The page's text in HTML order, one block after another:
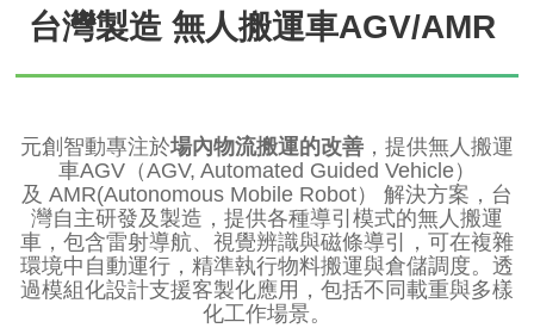
台灣製造 無人搬運車AGV/AMR
元創智動專注於場內物流搬運的改善 ，提供無人搬運
車AGV（AGV, Automated Guided Vehicle）
及 AMR(Autonomous Mobile Robot） 解決方案，台
灣自主研發及製造，提供各種導引模式的無人搬運
車，包含雷射導航、視覺辨識與磁條導引，可在複雜
環境中自動運行，精準執行物料搬運與倉儲調度。透
過模組化設計支援客製化應用，包括不同載重與多樣
化工作場景。